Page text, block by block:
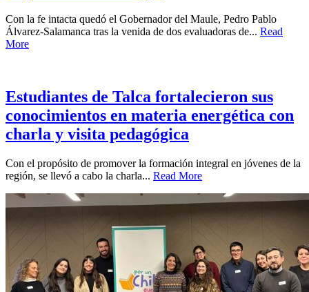
Con la fe intacta quedó el Gobernador del Maule, Pedro Pablo
Álvarez-Salamanca tras la venida de dos evaluadoras de... Read
More
Estudiantes de Talca fortalecieron sus
conocimientos en materia energética con
charla y visita pedagógica
Con el propósito de promover la formación integral en jóvenes de la
región, se llevó a cabo la charla... Read More